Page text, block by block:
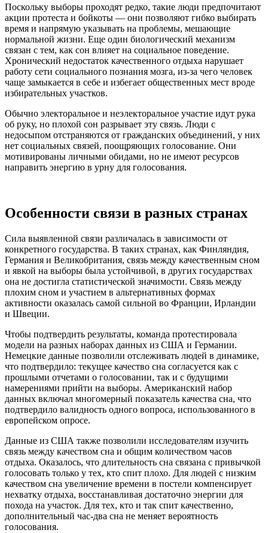
Поскольку выборы проходят редко, такие люди предпочитают
акции протеста и бойкоты — они позволяют гибко выбирать
время и напрямую указывать на проблемы, мешающие
нормальной жизни. Еще один биологический механизм
связан с тем, как сон влияет на социальное поведение.
Хронический недостаток качественного отдыха нарушает
работу сети социального познания мозга, из-за чего человек
чаще замыкается в себе и избегает общественных мест вроде
избирательных участков.
Обычно электоральное и неэлекторальное участие идут рука
об руку, но плохой сон разрывает эту связь. Люди с
недосыпом отстраняются от гражданских объединений, у них
нет социальных связей, поощряющих голосование. Они
мотивированы личными обидами, но не имеют ресурсов
направить энергию в урну для голосования.
Особенности связи в разных странах
Сила выявленной связи различалась в зависимости от
конкретного государства. В таких странах, как Финляндия,
Германия и Великобритания, связь между качественным сном
и явкой на выборы была устойчивой, в других государствах
она не достигла статистической значимости. Связь между
плохим сном и участием в альтернативных формах
активности оказалась самой сильной во Франции, Ирландии
и Швеции.
Чтобы подтвердить результаты, команда протестировала
модели на разных наборах данных из США и Германии.
Немецкие данные позволили отслеживать людей в динамике,
что подтвердило: текущее качество сна согласуется как с
прошлыми отчетами о голосовании, так и с будущими
намерениями прийти на выборы. Американский набор
данных включал многомерный показатель качества сна, что
подтвердило валидность одного вопроса, использованного в
европейском опросе.
Данные из США также позволили исследователям изучить
связь между качеством сна и общим количеством часов
отдыха. Оказалось, что длительность сна связана с привычкой
голосовать только у тех, кто спит плохо. Для людей с низким
качеством сна увеличение времени в постели компенсирует
нехватку отдыха, восстанавливая достаточно энергии для
похода на участок. Для тех, кто и так спит качественно,
дополнительный час-два сна не меняет вероятность
голосования.